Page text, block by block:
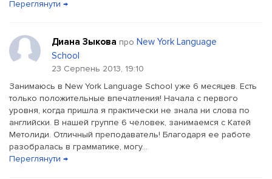
Переглянути →
Диана Зыкова про New York Language
School
23 Серпень 2013, 19:10
Занимаюсь в New York Language School уже 6 месяцев. Есть
только положительные впечатления! Начала с первого
уровня, когда пришла я практически не знала ни слова по
английски. В нашей группе 6 человек, занимаемся с Катей
Метолиди. Отличный преподаватель! Благодаря ее работе
разобралась в грамматике, могу...
Переглянути →